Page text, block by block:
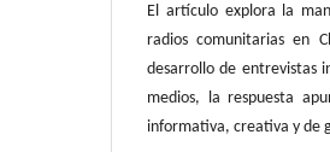
El artículo explora la
radios comunitarias en
desarrollo de entrevistas
medios, la respuesta
informativa, creativa y de